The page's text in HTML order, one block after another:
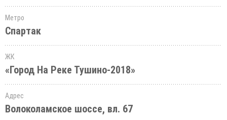
Метро
Спартак
ЖК
«Город На Реке Тушино-2018»
Адрес
Волоколамское шоссе, вл. 67